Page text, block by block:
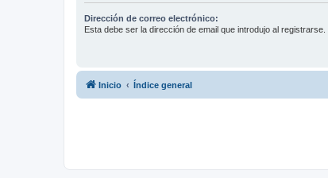
Dirección de correo electrónico:
Esta debe ser la dirección de email que introdujo al registrarse.
Inicio Índice general